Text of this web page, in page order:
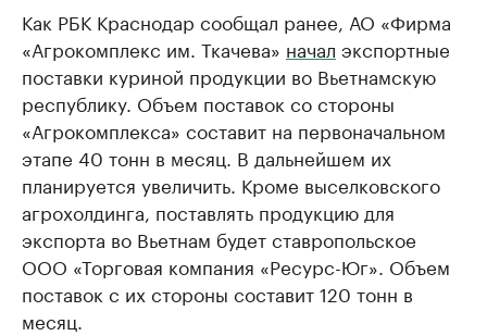
Как РБК Краснодар сообщал ранее, АО «Фирма
«Агрокомплекс им. Ткачева» начал экспортные
поставки куриной продукции во Вьетнамскую
республику. Объем поставок со стороны
«Агрокомплекса» составит на первоначальном
этапе 40 тонн в месяц. В дальнейшем их
планируется увеличить. Кроме выселковского
агрохолдинга, поставлять продукцию для
экспорта во Вьетнам будет ставропольское
ООО «Торговая компания «Ресурс-Юг». Объем
поставок с их стороны составит 120 тонн в
месяц.